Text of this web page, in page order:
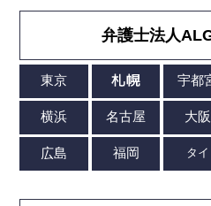
弁護士法人